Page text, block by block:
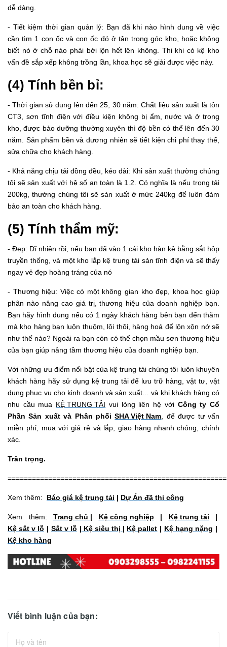
dễ dàng.
- Tiết kiệm thời gian quản lý: Bạn đã khi nào hình dung về việc
cần tìm 1 con ốc và con ốc đó ở tận trong góc kho, hoặc không
biết nó ở chỗ nào phải bới lộn hết lên không. Thi khi có kệ kho
vấn đề sắp xếp không trồng lần, khoa học sẽ giải được việc này.
(4) Tính bền bỉ:
- Thời gian sử dụng lên đến 25, 30 năm: Chất liệu sản xuất là tôn
CT3, sơn tĩnh điện với điều kiện không bị ẩm, nước và ở trong
kho, được bảo dưỡng thường xuyên thì độ bền có thể lên đến 30
năm. Sản phẩm bền và đương nhiên sẽ tiết kiện chi phí thay thế,
sửa chữa cho khách hàng.
- Khả năng chịu tải đồng đều, kéo dài: Khi sản xuất thường chúng
tôi sẽ sản xuất với hệ số an toàn là 1.2. Có nghĩa là nếu trọng tải
200kg, thường chúng tôi sẽ sản xuất ở mức 240kg để luôn đảm
bảo an toàn cho khách hàng.
(5) Tính thẩm mỹ:
- Đẹp: Dĩ nhiên rồi, nếu bạn đã vào 1 cái kho hàn kệ bằng sắt hộp
truyền thống, và một kho lắp kệ trung tải sản tĩnh điện và sẽ thấy
ngay vẻ đẹp hoàng tráng của nó
- Thương hiệu: Việc có một không gian kho đẹp, khoa học giúp
phân nào nâng cao giá trị, thương hiệu của doanh nghiệp bạn.
Bạn hãy hình dung nếu có 1 ngày khách hàng bên bạn đến thăm
mà kho hàng bạn luộn thuộm, lôi thôi, hàng hoá để lộn xộn nớ sẽ
như thế nào? Ngoài ra bạn còn có thể chọn mầu sơn thương hiệu
của bạn giúp nâng tầm thương hiệu của doanh nghiệp bạn.
Với những ưu điểm nổi bật của kệ trung tải chúng tôi luôn khuyên
khách hàng hãy sử dụng kệ trung tải để lưu trữ hàng, vật tư, vật
dụng phục vụ cho kinh doanh và sản xuất... và khi khách hàng có
nhu cầu mua KỆ TRUNG TẢI vui lòng liên hệ với Công ty Cổ
Phần Sản xuất và Phân phốiSHA Việt Nam , để được tư vấn
miễn phí, mua với giá rẻ và lắp, giao hàng nhanh chóng, chính
xác.
Trân trọng.
Xem thêm: Báo giá kệ trung tải | Dự Án đã thi công
Xem thêm: Trang chủ | Kệ công nghiệp | Kệ trung tải |
Kệ sắt v lỗ | Sắt v lỗ | Kệ siêu thị | Kệ pallet | Kệ hạng nặng |
Kệ kho hàng
Viết bình luận của bạn: